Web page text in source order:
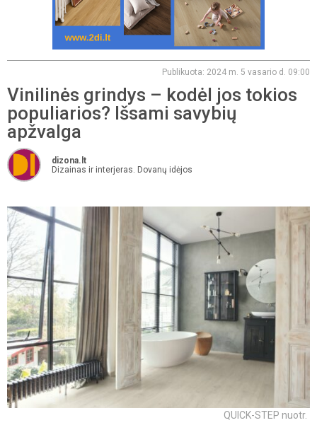
Publikuota: 2024 m. 5 vasario d. 09:00
Vinilinės grindys – kodėl jos tokios
populiarios? Išsami savybių
apžvalga
dizona.lt
Dizainas ir interjeras. Dovanų idėjos
QUICK-STEP nuotr.